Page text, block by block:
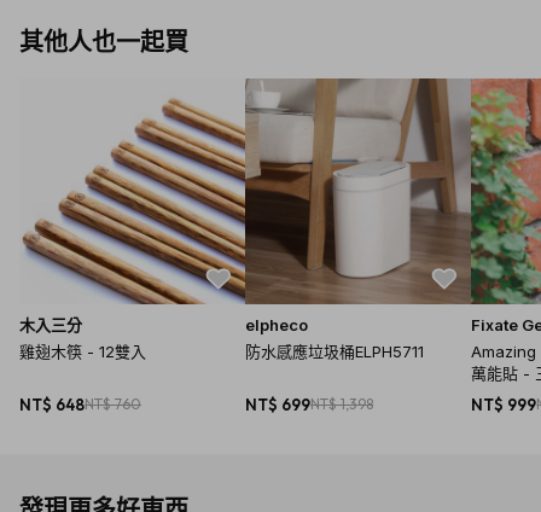
其他人也一起買
木入三分
雞翅木筷 - 12雙入
NT$ 648NT$ 760
elpheco
防水感應垃圾桶ELPH5711
NT$ 699NT$ 1,398
Fixate
Amazing
萬能貼 -
NT$ 999